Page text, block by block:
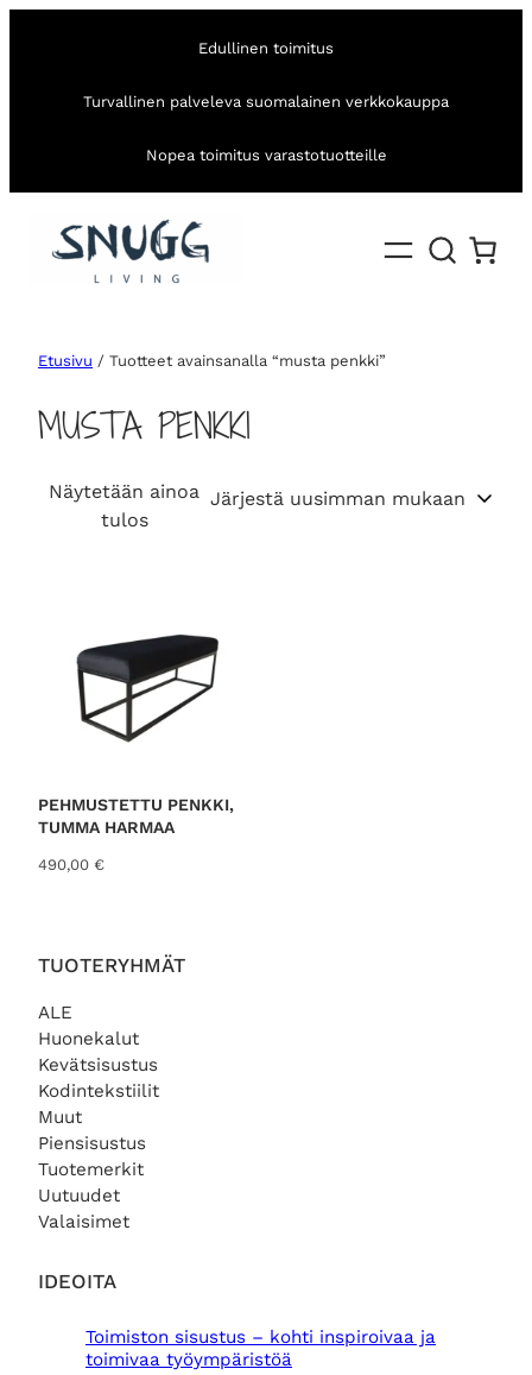
Edullinen toimitus
Turvallinen palveleva suomalainen verkkokauppa
Nopea toimitus varastotuotteille
TUOTERYHMÄT
ALE
Huonekalut
Kevätsisustus
Kodintekstiilit
Muut
Piensisustus
Tuotemerkit
Uutuudet
Valaisimet
IDEOITA
Toimiston sisustus – kohti inspiroivaa ja
toimivaa työympäristöä
Etusivu / Tuotteet avainsanalla “musta penkki”
MUSTA PENKKI
Näytetään ainoa
tulos
PEHMUSTETTU PENKKI,
TUMMA HARMAA
490,00 €